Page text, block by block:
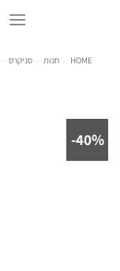
HOME
- חנות - סניקרס -
40%-